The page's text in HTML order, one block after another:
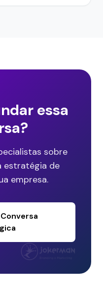
essa
sobre
estratégia de
empresa.